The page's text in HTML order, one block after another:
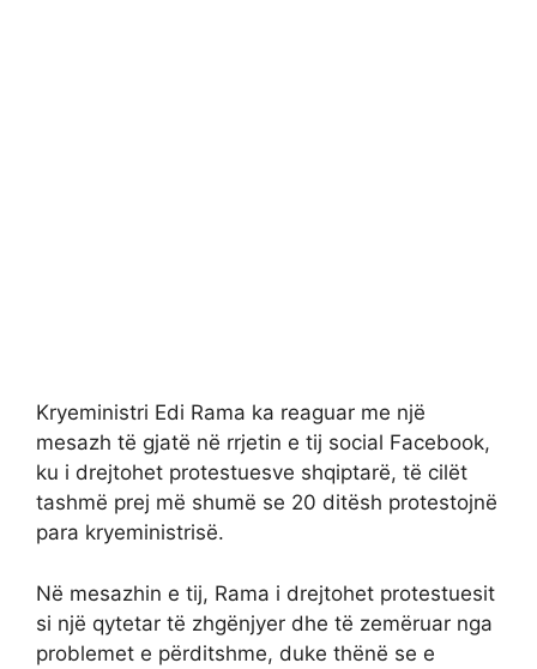
Kryeministri Edi Rama ka reaguar me një
mesazh të gjatë në rrjetin e tij social Facebook,
ku i drejtohet protestuesve shqiptarë, të cilët
tashmë prej më shumë se 20 ditësh protestojnë
para kryeministrisë.
Në mesazhin e tij, Rama i drejtohet protestuesit
si një qytetar të zhgënjyer dhe të zemëruar nga
problemet e përditshme, duke thënë se e